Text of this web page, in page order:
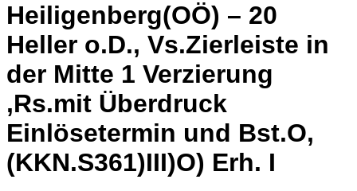
Heiligenberg(OÖ) – 20
Heller o.D., Vs.Zierleiste in
der Mitte 1 Verzierung
,Rs.mit Überdruck
Einlösetermin und Bst.O,
(KKN.S361)III)O) Erh. I